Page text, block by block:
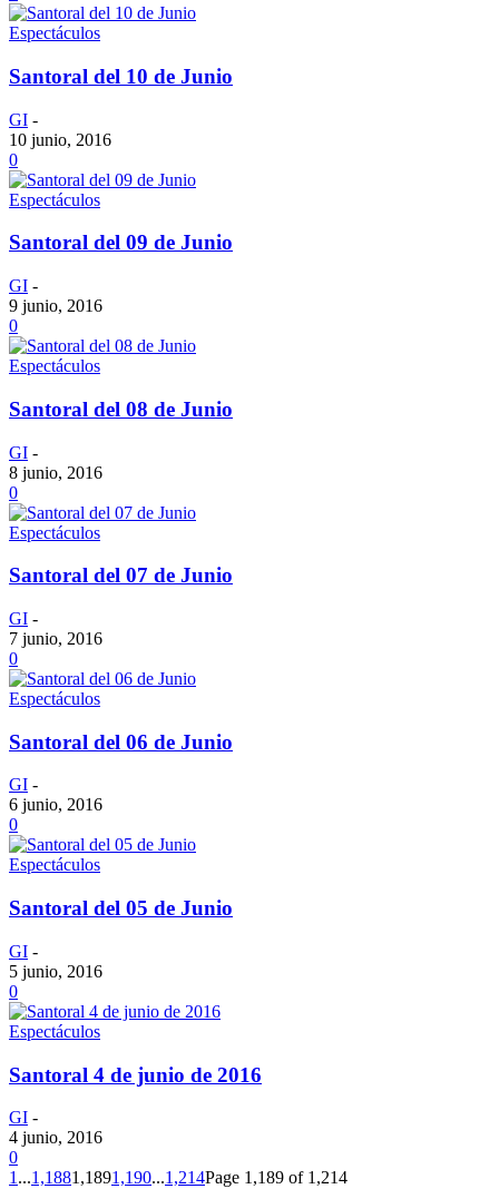
Espectáculos
Santoral del 10 de Junio
GI -
10 junio, 2016
0
Espectáculos
Santoral del 09 de Junio
GI -
9 junio, 2016
0
Espectáculos
Santoral del 08 de Junio
GI -
8 junio, 2016
0
Espectáculos
Santoral del 07 de Junio
GI -
7 junio, 2016
0
Espectáculos
Santoral del 06 de Junio
GI -
6 junio, 2016
0
Espectáculos
Santoral del 05 de Junio
GI -
5 junio, 2016
0
Espectáculos
Santoral 4 de junio de 2016
GI -
4 junio, 2016
0
1 ...1,1881,1891,190...1,214Page 1,189 of 1,214